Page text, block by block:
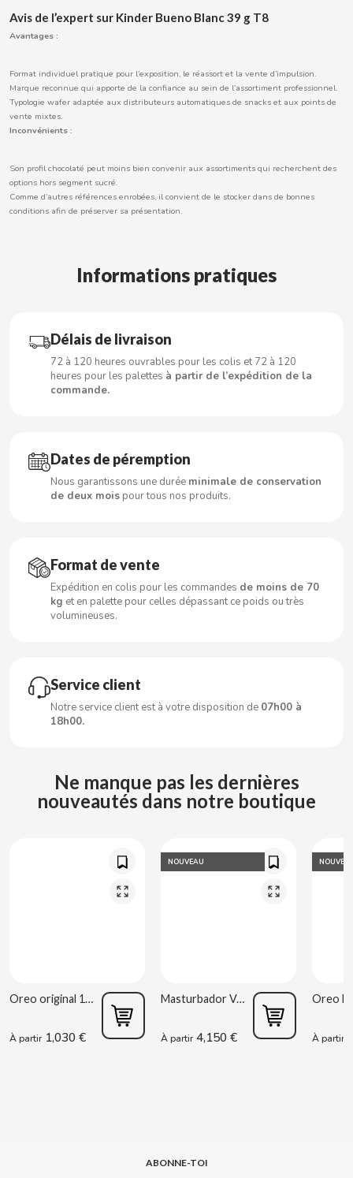
CADBURY
CALVO
CANDELAS
CARRETILLA
CHAMP HIGH
CHIPS AHOY
CHOCOLATES VALOR
CIGALA
CONGUITOS
CONTROL
Avis de l’expert sur Kinder Bueno Blanc 39 g T8
Avantages :
Format individuel pratique pour l’exposition, le réassort et la vente d’impulsion.
Marque reconnue qui apporte de la confiance au sein de l’assortiment professionnel.
Typologie wafer adaptée aux distributeurs automatiques de snacks et aux points de
vente mixtes.
Inconvénients :
Son profil chocolaté peut moins bien convenir aux assortiments qui recherchent des
options hors segment sucré.
Comme d’autres références enrobées, il convient de le stocker dans de bonnes
conditions afin de préserver sa présentation.
Informations pratiques
Délais de livraison
72 à 120 heures ouvrables pour les colis et 72 à 120
heures pour les palettes à partir de l’expédition de la
commande.
Dates de péremption
Nous garantissons une durée minimale de conservation
de deux mois pour tous nos produits.
Format de vente
Expédition en colis pour les commandes de moins de 70
kg et en palette pour celles dépassant ce poids ou très
volumineuses.
Service client
Notre service client est à votre disposition de 07h00 à
18h00.
Ne manque pas les dernières
nouveautés dans notre boutique
Oreo original 176g
À partir1,030 €
NOUVEAU
Masturbador Vagina Estela Galáctica
À partir4,150 € À partir
ABONNE-TOI